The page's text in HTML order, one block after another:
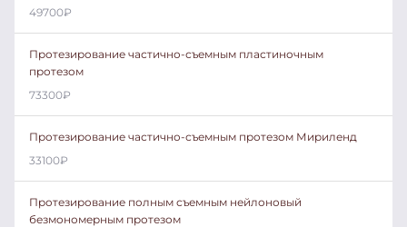
49700₽
Протезирование частично-съемным пластиночным
протезом
73300₽
Протезирование частично-съемным протезом Мириленд
33100₽
Протезирование полным съемным нейлоновый
безмономерным протезом